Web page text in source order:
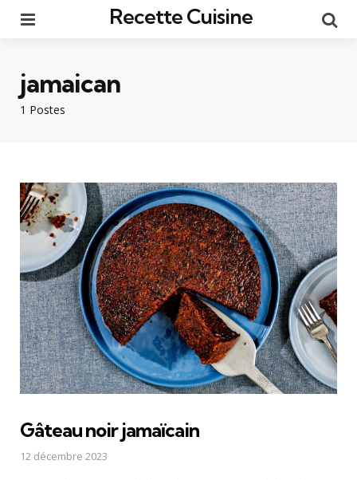
Recette Cuisine
1 Postes
jamaican
Gâteau noir jamaïcain
12 décembre 2023